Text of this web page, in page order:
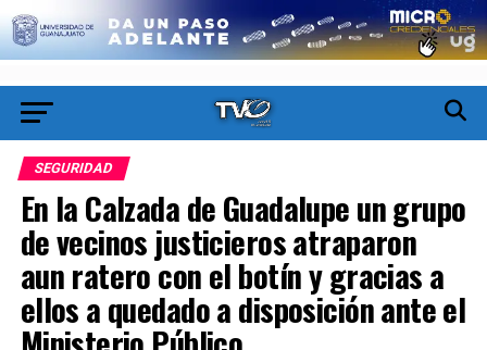
SEGURIDAD
En la Calzada de Guadalupe un grupo
de vecinos justicieros atraparon
aun ratero con el botín y gracias a
ellos a quedado a disposición ante el